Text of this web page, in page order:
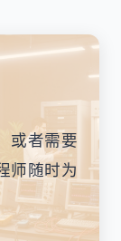
或者需要
师随时为